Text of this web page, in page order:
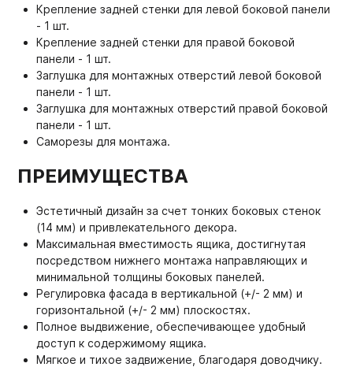
Крепление задней стенки для левой боковой панели
- 1 шт.
Крепление задней стенки для правой боковой
панели - 1 шт.
Заглушка для монтажных отверстий левой боковой
панели - 1 шт.
Заглушка для монтажных отверстий правой боковой
панели - 1 шт.
Саморезы для монтажа.
ПРЕИМУЩЕСТВА
Эстетичный дизайн за счет тонких боковых стенок
(14 мм) и привлекательного декора.
Максимальная вместимость ящика, достигнутая
посредством нижнего монтажа направляющих и
минимальной толщины боковых панелей.
Регулировка фасада в вертикальной (+/- 2 мм) и
горизонтальной (+/- 2 мм) плоскостях.
Полное выдвижение, обеспечивающее удобный
доступ к содержимому ящика.
Мягкое и тихое задвижение, благодаря доводчику.